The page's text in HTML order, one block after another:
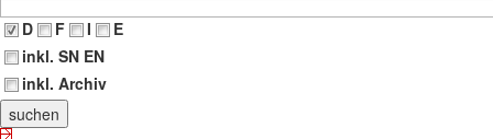
D
F I
E
inkl. SN EN
inkl. Archiv